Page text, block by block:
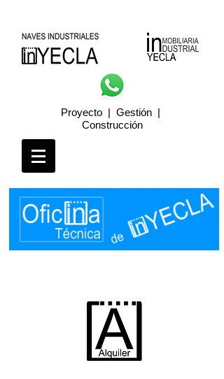
Proyecto | Gestión |
Construcción